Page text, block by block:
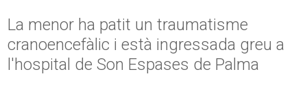
La menor ha patit un traumatisme
cranoencefàlic i està ingressada greu a
l'hospital de Son Espases de Palma